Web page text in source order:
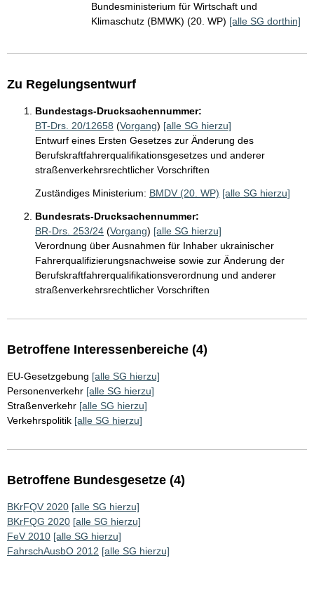
Bundesministerium für Wirtschaft und
Klimaschutz (BMWK) (20. WP) [alle SG dorthin]
Zu Regelungsentwurf
Bundestags-Drucksachennummer:
BT-Drs. 20/12658 (Vorgang) [alle SG hierzu]
Entwurf eines Ersten Gesetzes zur Änderung des
Berufskraftfahrerqualifikationsgesetzes und anderer
straßenverkehrsrechtlicher Vorschriften
Zuständiges Ministerium: BMDV (20. WP) [alle SG hierzu]
Bundesrats-Drucksachennummer:
BR-Drs. 253/24 (Vorgang) [alle SG hierzu]
Verordnung über Ausnahmen für Inhaber ukrainischer
Fahrerqualifizierungsnachweise sowie zur Änderung der
Berufskraftfahrerqualifikationsverordnung und anderer
straßenverkehrsrechtlicher Vorschriften
Betroffene Interessenbereiche (4)
EU-Gesetzgebung [alle SG hierzu]
Personenverkehr [alle SG hierzu]
Straßenverkehr [alle SG hierzu]
Verkehrspolitik [alle SG hierzu]
Betroffene Bundesgesetze (4)
BKrFQV 2020 [alle SG hierzu]
BKrFQG 2020 [alle SG hierzu]
FeV 2010 [alle SG hierzu]
FahrschAusbO 2012 [alle SG hierzu]